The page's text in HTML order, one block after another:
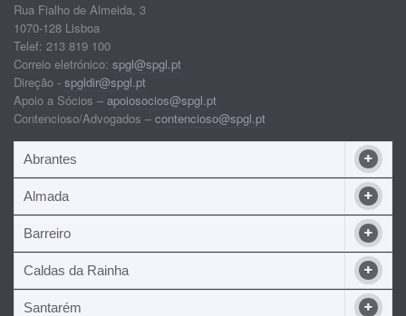
Rua Fialho de Almeida, 3
1070-128 Lisboa
Telef: 213 819 100
Correio eletrónico: spgl@spgl.pt
Direção - spgldir@spgl.pt
Apoio a Sócios – apoiosocios@spgl.pt
Contencioso/Advogados – contencioso@spgl.pt
Abrantes
Almada
Barreiro
Caldas da Rainha
Santarém